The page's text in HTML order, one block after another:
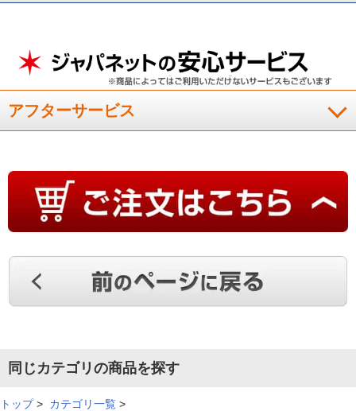
まず寝てみて思ったのが冷たさと肌触りのよさです。表面がツ
ルツルで冷たいので気持ちいいです。今では子供に独占されて
しまっています。買って正解でした。
想像以上にサラサラ
良いです。今までも夏用の冷たくなるのを使用していました
サラッとしていて肌触りがよく、とても
アフターサービス
同じカテゴリの商品を探す
トップ> カテゴリ一覧 >